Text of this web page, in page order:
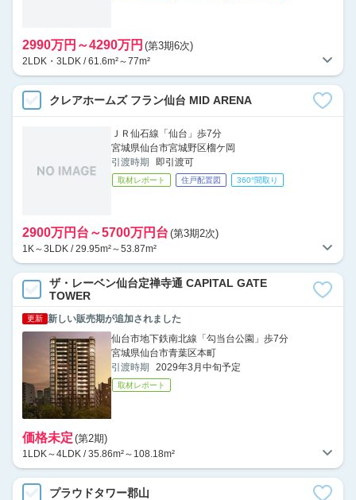
2990万円～4290万円 (第3期6次)
2LDK・3LDK / 61.6m²～77m²
クレアホームズ フラン仙台 MID ARENA
ＪＲ仙石線「仙台」歩7分
宮城県仙台市宮城野区榴ケ岡
引渡時期
即引渡可
取材レポート 住戸配置図 360°間取り
2900万円台～5700万円台 (第3期2次)
1K～3LDK / 29.95m²～53.87m²
ザ・レーベン仙台定禅寺通 CAPITAL GATE
TOWER
更新 新しい販売期が追加されました
仙台市地下鉄南北線「勾当台公園」歩7分
宮城県仙台市青葉区本町
引渡時期
2029年3月中旬予定
取材レポート
価格未定 (第2期)
1LDK～4LDK / 35.86m²～108.18m²
プラウドタワー郡山